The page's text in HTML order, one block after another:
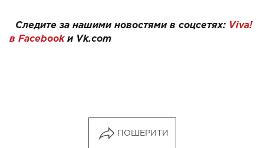
Следите за нашими новостями в соцсетях: Viva!
в Facebookи Vk.com
ПОШЕРИТИ